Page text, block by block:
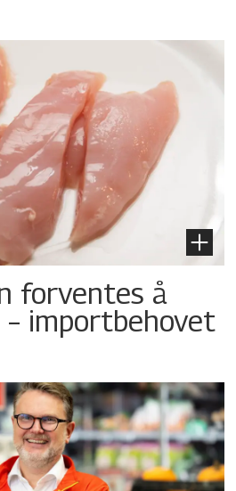
forventes å
importbehovet